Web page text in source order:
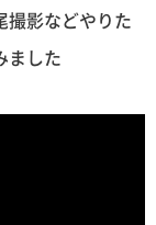
撮影などやりた
ました